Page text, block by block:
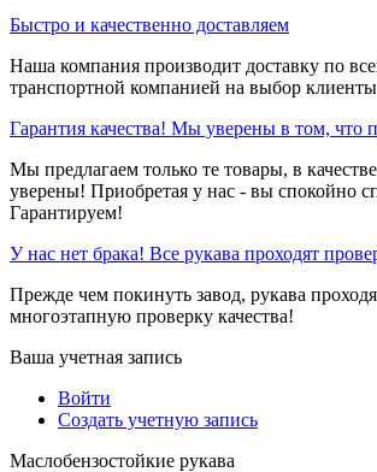
Быстро и качественно доставляем
Наша компания производит доставку по
транспортной компанией на выбор клиенты
Гарантия качества! Мы уверены в том, что
Мы предлагаем только те товары, в
уверены! Приобретая у нас - вы спокойно
Гарантируем!
У нас нет брака! Все рукава проходят
Прежде чем покинуть завод, рукава
многоэтапную проверку качества!
Ваша учетная запись
Войти
Создать учетную запись
Маслобензостойкие рукава